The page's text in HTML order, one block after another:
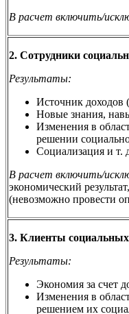
В расчет включить/
2. Сотрудники
Результаты:
Источник доходов
Новые знания,
Изменения в
решении
Социализация и т.
В расчет включить/
экономический
(невозможно провести
3. Клиенты
Результаты:
Экономия за счет
Изменения в
решением их